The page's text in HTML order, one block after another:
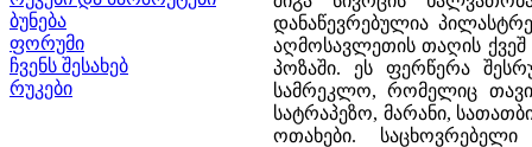
ბუნება
ფორუმი
ჩვენს შესახებ
რუკები
დანაწევრებულია
აღმოსავლეთის თაღის ქვეშ
პოზაში. ეს ფერწერა
სამრეკლო, რომელიც
სატრაპეზო, მარანი,
ოთახები.